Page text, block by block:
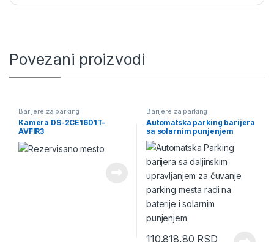
Povezani proizvodi
Barijere za parking
Kamera DS-2CE16D1T-
AVFIR3
Barijere za parking
Automatska parking barijera
sa solarnim punjenjem
Parksun Cardnin
110.818,80 RSD